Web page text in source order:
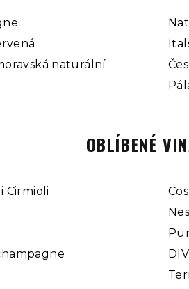
c
p
y
ý
p
s
u
naturální
OBLÍBENÉ
Cirmioli